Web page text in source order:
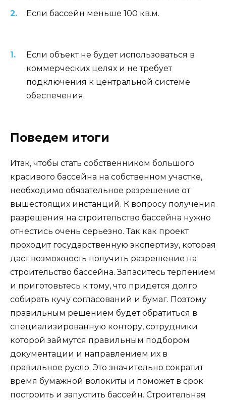
Если бассейн меньше 100 кв.м.
Если объект не будет использоваться в
коммерческих целях и не требует
подключения к центральной системе
обеспечения.
Поведем итоги
Итак, чтобы стать собственником большого
красивого бассейна на собственном участке,
необходимо обязательное разрешение от
вышестоящих инстанций. К вопросу получения
разрешения на строительство бассейна нужно
отнестись очень серьезно. Так как проект
проходит государственную экспертизу, которая
даст возможность получить разрешение на
строительство бассейна. Запаситесь терпением
и приготовьтесь к тому, что придется долго
собирать кучу согласований и бумаг. Поэтому
правильным решением будет обратиться в
специализированную контору, сотрудники
которой займутся правильным подбором
документации и направлением их в
правильное русло. Это значительно сократит
время бумажной волокиты и поможет в срок
построить и запустить бассейн. Строительная